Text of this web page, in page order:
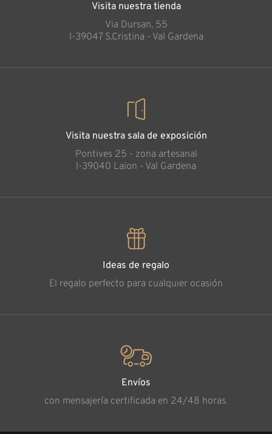
Visita nuestra tienda
Via Dursan, 55
l-39047 S.Cristina - Val Gardena
Visita nuestra sala de exposición
Pontives 25 - zona artesanal
l-39040 Laion - Val Gardena
Ideas de regalo
El regalo perfecto para cualquier ocasión
Envíos
con mensajería certificada en 24/48 horas.